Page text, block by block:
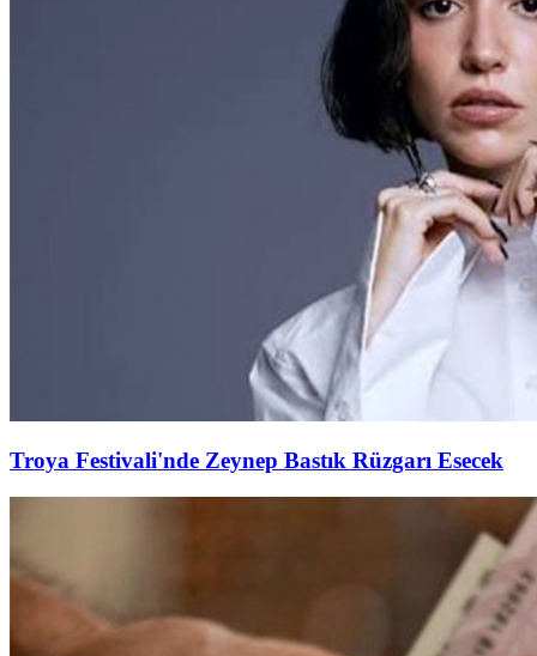
Troya Festivali'nde Zeynep Bastık Rüzgarı Esecek